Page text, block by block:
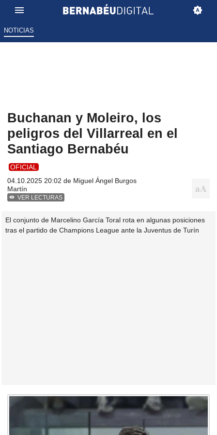
NOTICIAS
Buchanan y Moleiro, los
peligros del Villarreal en el
Santiago Bernabéu
OFICIAL
04.10.2025 20:02 de Miguel Ángel Burgos
Martín
VER LECTURAS
El conjunto de Marcelino García Toral rota en algunas posiciones
tras el partido de Champions League ante la Juventus de Turín